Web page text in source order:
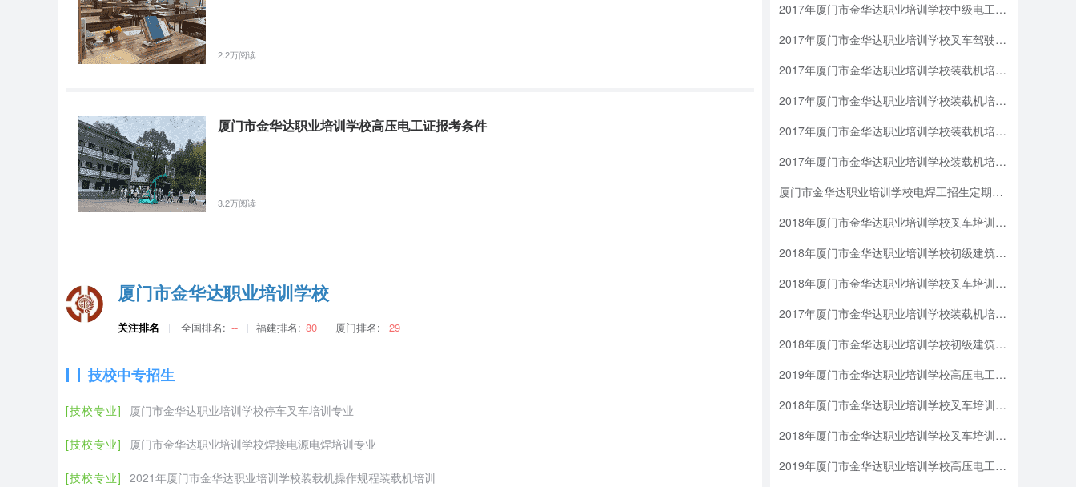
2.2万阅读
厦门市金华达职业培训学校高压电工证报考条件
3.2万阅读
厦门市金华达职业培训学校
关注排名 全国排名: -- 福建排名: 80 厦门排名: 29
技校中专招生
[技校专业] 厦门市金华达职业培训学校停车叉车培训专业
[技校专业] 厦门市金华达职业培训学校焊接电源电焊培训专业
[技校专业] 2021年厦门市金华达职业培训学校装载机操作规程装载机培训
2017年厦门市金华达职业培训学校中级电工正在火热招生中报名条件
2017年厦门市金华达职业培训学校叉车驾驶培训专业招生场地驾驶2.倒库3、调头4、叉托盘5、直线行驶6、S型行驶7、配重操作
2017年厦门市金华达职业培训学校装载机培训班招生报考准备的资料
2017年厦门市金华达职业培训学校装载机培训班招生培训时间
2017年厦门市金华达职业培训学校装载机培训班招生联系方式
2017年厦门市金华达职业培训学校装载机培训班招生报考条件
厦门市金华达职业培训学校电焊工招生定期技术培训……
2018年厦门市金华达职业培训学校叉车培训拔下钥匙
2018年厦门市金华达职业培训学校初级建筑物消防员(建构物消防员)培训班报名方式、时间
2018年厦门市金华达职业培训学校叉车培训当气温低于－15度时，应拆下蓄电池并搬入室内，以免冻裂
2017年厦门市金华达职业培训学校装载机培训班招生培训内容
2018年厦门市金华达职业培训学校初级建筑物消防员(建构物消防员)培训班培训地点
2019年厦门市金华达职业培训学校高压电工证报考申报材料
2018年厦门市金华达职业培训学校叉车培训发动机熄火，停电
2018年厦门市金华达职业培训学校叉车培训将叉车冲洗擦拭干净，进行日常例行保养后，停放车库或指定地点
2019年厦门市金华达职业培训学校高压电工证报考第三点